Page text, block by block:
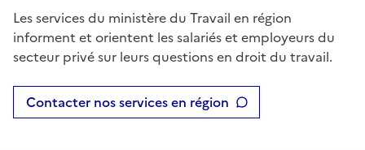
Les services du ministère du Travail en région
informent et orientent les salariés et employeurs du
secteur privé sur leurs questions en droit du travail.
Contacter nos services en région